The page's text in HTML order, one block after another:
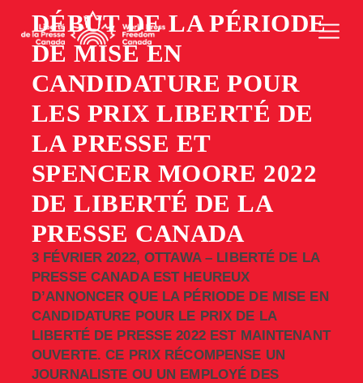
DÉBUT DE LA PÉRIODE
DE MISE EN
CANDIDATURE POUR
LES PRIX LIBERTÉ DE
LA PRESSE ET
SPENCER MOORE 2022
DE LIBERTÉ DE LA
PRESSE CANADA
3 FÉVRIER 2022, OTTAWA – LIBERTÉ DE LA
PRESSE CANADA EST HEUREUX
D’ANNONCER QUE LA PÉRIODE DE MISE EN
CANDIDATURE POUR LE PRIX DE LA
LIBERTÉ DE PRESSE 2022 EST MAINTENANT
OUVERTE. CE PRIX RÉCOMPENSE UN
JOURNALISTE OU UN EMPLOYÉ DES